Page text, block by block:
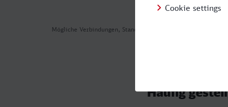
Mögliche Verbindungen, Stand: 2026-08-05 13:12
Häufig